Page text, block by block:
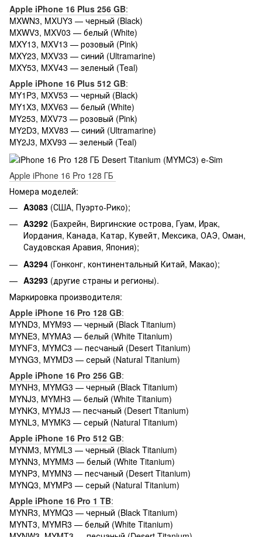
Apple iPhone 16 Plus 256 GB:
MXWN3, MXUY3 — черный (Black)
MXWV3, MXV03 — белый (White)
MXY13, MXV13 — розовый (Pink)
MXY23, MXV33 — синий (Ultramarine)
MXY53, MXV43 — зеленый (Teal)
Apple iPhone 16 Plus 512 GB:
MY1P3, MXV53 — черный (Black)
MY1X3, MXV63 — белый (White)
MY253, MXV73 — розовый (Pink)
MY2D3, MXV83 — синий (Ultramarine)
MY2J3, MXV93 — зеленый (Teal)
Apple iPhone 16 Pro 128 ГБ
Номера моделей:
A3083 (США, Пуэрто-Рико);
A3292 (Бахрейн, Виргинские острова, Гуам, Ирак,
Иордания, Канада, Катар, Кувейт, Мексика, ОАЭ, Оман,
Саудовская Аравия, Япония);
A3294 (Гонконг, континентальный Китай, Макао);
A3293 (другие страны и регионы).
Маркировка производителя:
Apple iPhone 16 Pro 128 GB:
MYND3, MYM93 — черный (Black Titanium)
MYNE3, MYMA3 — белый (White Titanium)
MYNF3, MYMC3 — песчаный (Desert Titanium)
MYNG3, MYMD3 — серый (Natural Titanium)
Apple iPhone 16 Pro 256 GB:
MYNH3, MYMG3 — черный (Black Titanium)
MYNJ3, MYMH3 — белый (White Titanium)
MYNK3, MYMJ3 — песчаный (Desert Titanium)
MYNL3, MYMK3 — серый (Natural Titanium)
Apple iPhone 16 Pro 512 GB:
MYNM3, MYML3 — черный (Black Titanium)
MYNN3, MYMM3 — белый (White Titanium)
MYNP3, MYMN3 — песчаный (Desert Titanium)
MYNQ3, MYMP3 — серый (Natural Titanium)
Apple iPhone 16 Pro 1 TB:
MYNR3, MYMQ3 — черный (Black Titanium)
MYNT3, MYMR3 — белый (White Titanium)